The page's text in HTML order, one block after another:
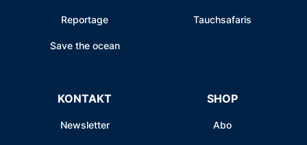
Reportage
Save the ocean
Tauchsafaris
KONTAKT
Newsletter
SHOP
Abo